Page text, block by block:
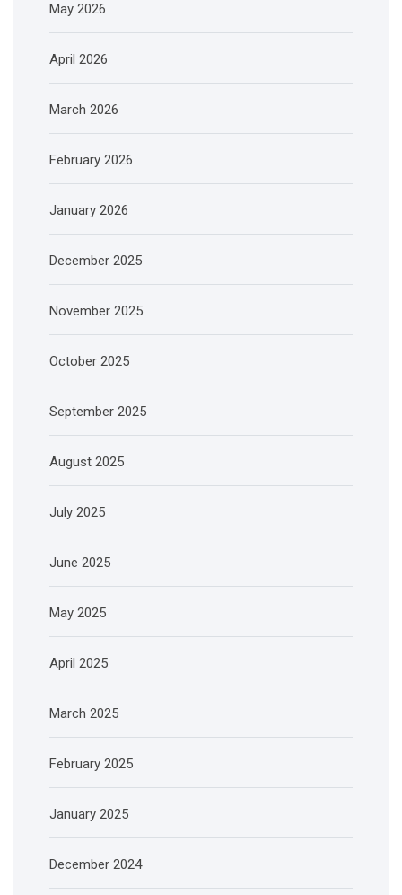
May 2026
April 2026
March 2026
February 2026
January 2026
December 2025
November 2025
October 2025
September 2025
August 2025
July 2025
June 2025
May 2025
April 2025
March 2025
February 2025
January 2025
December 2024